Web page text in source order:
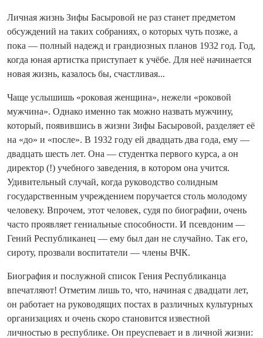
Личная жизнь Зифы Басыровой не раз станет предметом
обсуждений на таких собраниях, о которых чуть позже, а
пока — полный надежд и грандиозных планов 1932 год. Год,
когда юная артистка приступает к учёбе. Для неё начинается
новая жизнь, казалось бы, счастливая...
Чаще услышишь «роковая женщина», нежели «роковой
мужчина». Однако именно так можно назвать мужчину,
который, появившись в жизни Зифы Басыровой, разделяет её
на «до» и «после». В 1932 году ей два­дцать два года, ему —
два­дцать шесть лет. Она — студентка первого курса, а он
директор (!) учебного заведения, в котором она учится.
Удивительный случай, когда руководство солидным
государственным учреждением поручается столь молодому
человеку. Впрочем, этот человек, судя по биографии, очень
часто проявляет гениальные способности. И псевдоним —
Гений Республиканец — ему был дан не случайно. Так его,
сироту, прозвали воспитатели — члены ВЧК.
Биография и послужной список Гения Республиканца
впечатляют! Отметим лишь то, что, начиная с двадцати лет,
он работает на руководящих постах в различных культурных
организациях и очень скоро становится известной
личностью в республике. Он преуспевает и в личной жизни: